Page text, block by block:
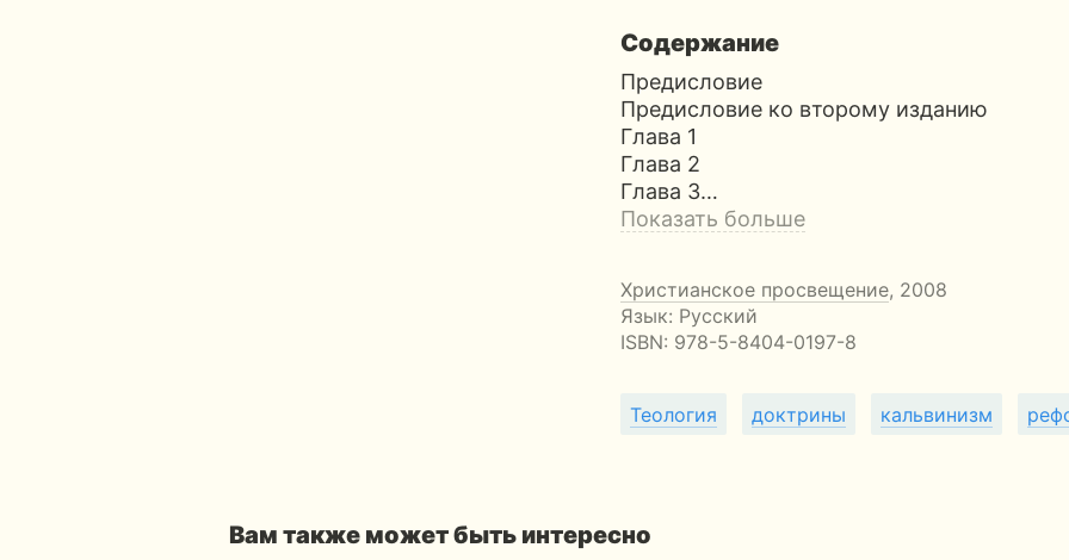
Содержание
Предисловие
Предисловие ко второму изданию
Глава 1
Глава 2
Глава 3…
Показать больше
Христианское просвещение, 2008
Язык: Русский
ISBN: 978-5-8404-0197-8
Теология доктрины кальвинизм
Вам также может быть интересно